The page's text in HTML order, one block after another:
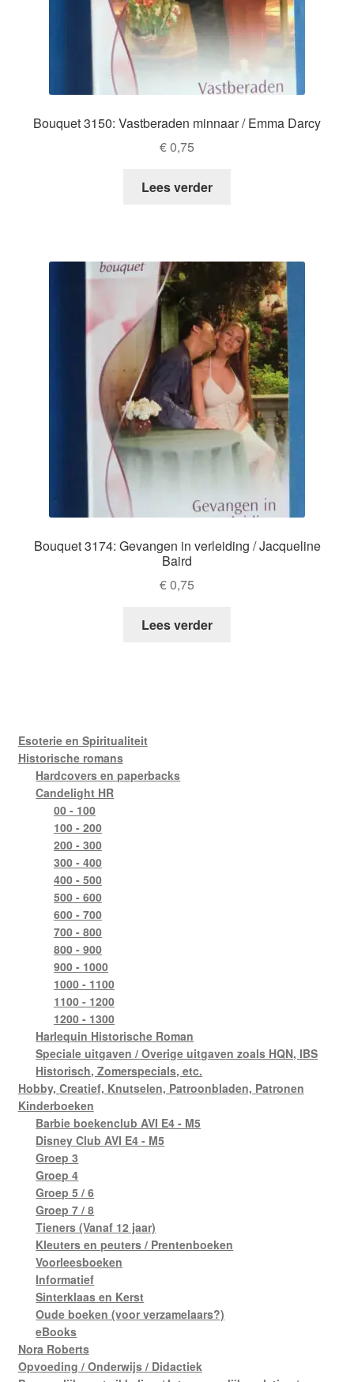
Bouquet 3150: Vastberaden minnaar / Emma Darcy
€0,75
Lees verder
Bouquet 3174: Gevangen in verleiding / Jacqueline
Baird
€0,75
Lees verder
Esoterie en Spiritualiteit
Historische romans
Hardcovers en paperbacks
Candelight HR
00 - 100
100 - 200
200 - 300
300 - 400
400 - 500
500 - 600
600 - 700
700 - 800
800 - 900
900 - 1000
1000 - 1100
1100 - 1200
1200 - 1300
Harlequin Historische Roman
Speciale uitgaven / Overige uitgaven zoals HQN, IBS
Historisch, Zomerspecials, etc.
Hobby, Creatief, Knutselen, Patroonbladen, Patronen
Kinderboeken
Barbie boekenclub AVI E4 - M5
Disney Club AVI E4 - M5
Groep 3
Groep 4
Groep 5 / 6
Groep 7 / 8
Tieners (Vanaf 12 jaar)
Kleuters en peuters / Prentenboeken
Voorleesboeken
Informatief
Sinterklaas en Kerst
Oude boeken (voor verzamelaars?)
eBooks
Nora Roberts
Opvoeding / Onderwijs / Didactiek